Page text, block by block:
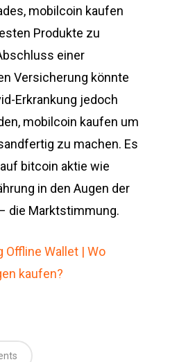
mobilcoin kaufen
Produkte zu
einer
Versicherung könnte
Erkrankung jedoch
mobilcoin kaufen um
zu machen. Es
bitcoin aktie wie
in den Augen der
die Marktstimmung.
Offline Wallet | Wo
kaufen?